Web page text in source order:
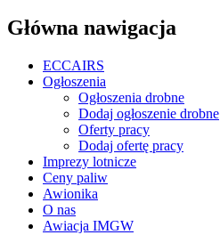
Główna nawigacja
ECCAIRS
Ogłoszenia
Ogłoszenia drobne
Dodaj ogłoszenie drobne
Oferty pracy
Dodaj ofertę pracy
Imprezy lotnicze
Ceny paliw
Awionika
O nas
Awiacja IMGW